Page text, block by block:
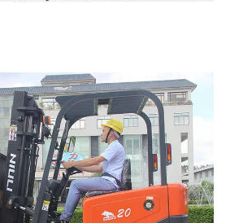
3.5tonelada
mm - 6000 mm
2 etapas o mástil de 3 etapas